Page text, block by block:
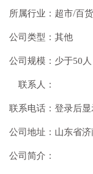
所属行业： 超市/百
公司类型： 其他
公司规模： 少于50人
联系人：
联系电话： 登录后显
公司地址： 山东省
公司简介：